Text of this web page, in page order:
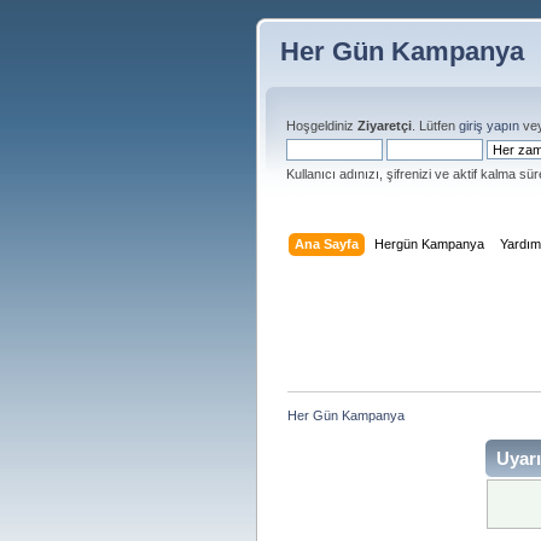
Her Gün Kampanya
Hoşgeldiniz Ziyaretçi . Lütfen giriş yapın
Kullanıcı adınızı, şifrenizi ve aktif kalma
Ana Sayfa Hergün Kampanya Yardım
Her Gün Kampanya